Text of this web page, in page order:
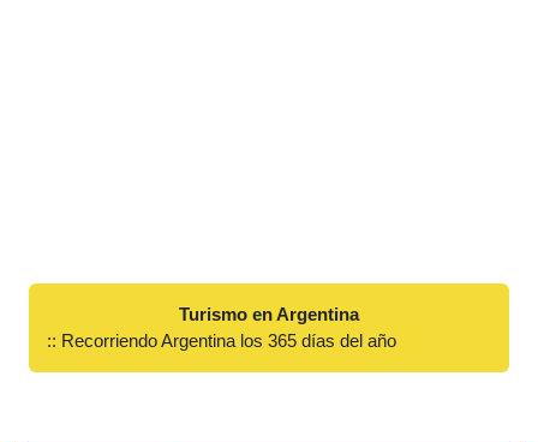
Turismo en Argentina
:: Recorriendo Argentina los 365 días del año